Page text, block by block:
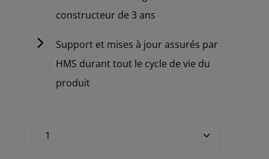
constructeur de 3 ans
Support et mises à jour assurés par
HMS durant tout le cycle de vie du
produit